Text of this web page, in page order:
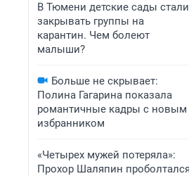
В Тюмени детские сады стали
закрывать группы на
карантин. Чем болеют
малыши?
Больше не скрывает:
Полина Гагарина показала
романтичные кадры с новым
избранником
«Четырех мужей потеряла»:
Прохор Шаляпин проболтался